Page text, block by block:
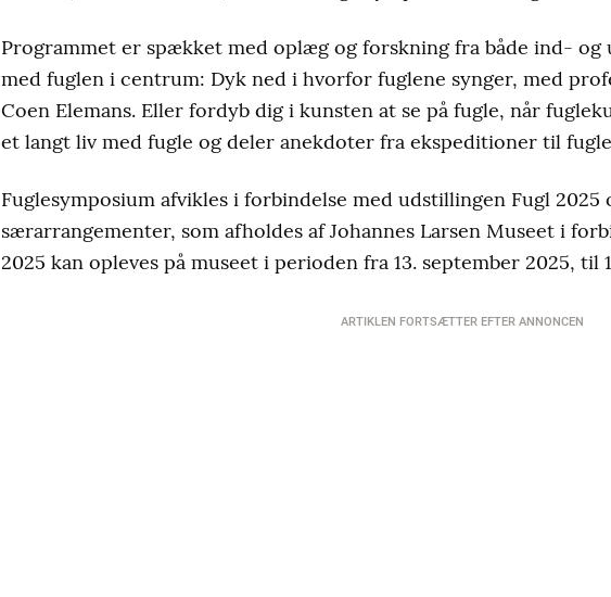
Programmet er spækket med oplæg og forskning fra både ind- og
med fuglen i centrum: Dyk ned i hvorfor fuglene synger, med
Coen Elemans. Eller fordyb dig i kunsten at se på fugle, når
et langt liv med fugle og deler anekdoter fra ekspeditioner til
Fuglesymposium afvikles i forbindelse med udstillingen Fugl
særarrangementer, som afholdes af Johannes Larsen Museet i
2025 kan opleves på museet i perioden fra 13. september 2025, til
ARTIKLEN FORTSÆTTER EFTER ANNONCEN